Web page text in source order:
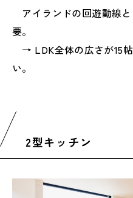
アイランドの回遊動線
要。
→ LDK全体の広さが15
い。
2型キッチン